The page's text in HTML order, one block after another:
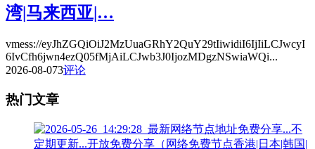
湾|马来西亚|…
vmess://eyJhZGQiOiJ2MzUuaGRhY2QuY29tIiwidiI6IjIiLCJwcyI
6IvCfh6jwn4ezQ05fMjAiLCJwb3J0IjozMDgzNSwiaWQi...
2026-08-073评论
热门文章